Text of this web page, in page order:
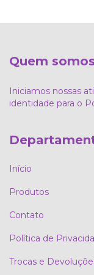
Quem somos
Iniciamos nossas
identidade para o
Início
Produtos
Contato
Política de
Trocas e